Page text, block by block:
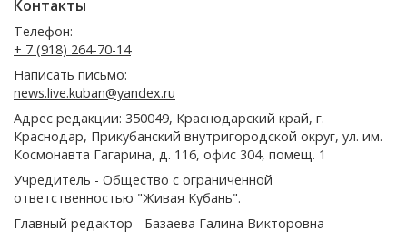
Контакты
Телефон:
+ 7 (918) 264-70-14
Написать письмо:
news.live.kuban@yandex.ru
Адрес редакции: 350049, Краснодарский край, г.
Краснодар, Прикубанский внутригородской округ, ул. им.
Космонавта Гагарина, д. 116, офис 304, помещ. 1
Учредитель - Общество с ограниченной
ответственностью "Живая Кубань".
Главный редактор - Базаева Галина Викторовна